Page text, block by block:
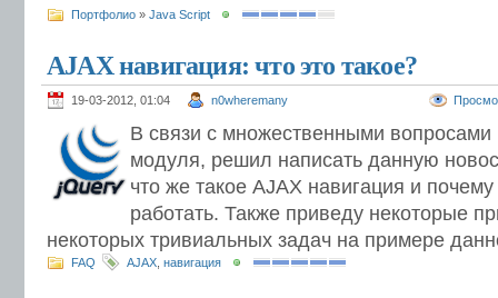
Портфолио » Java Script
AJAX навигация: что это такое?
19-03-2012, 01:04 n0wheremany
В связи с множественными вопросами
модуля, решил написать данную
что же такое AJAX навигация и
работать. Также приведу некоторые
некоторых тривиальных задач на примере
FAQ AJAX навигация